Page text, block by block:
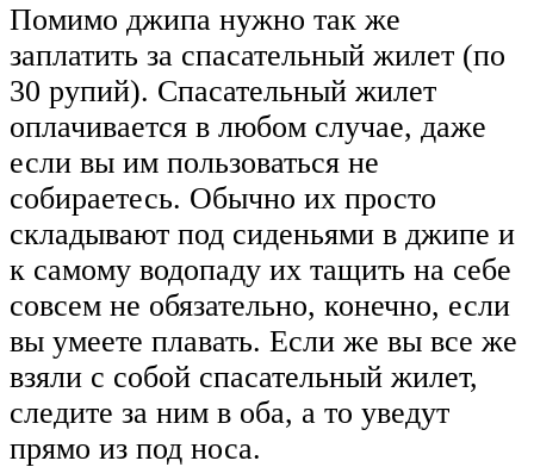
Помимо джипа нужно так же
заплатить за спасательный жилет (по
30 рупий). Спасательный жилет
оплачивается в любом случае, даже
если вы им пользоваться не
собираетесь. Обычно их просто
складывают под сиденьями в джипе и
к самому водопаду их тащить на себе
совсем не обязательно, конечно, если
вы умеете плавать. Если же вы все же
взяли с собой спасательный жилет,
следите за ним в оба, а то уведут
прямо из под носа.